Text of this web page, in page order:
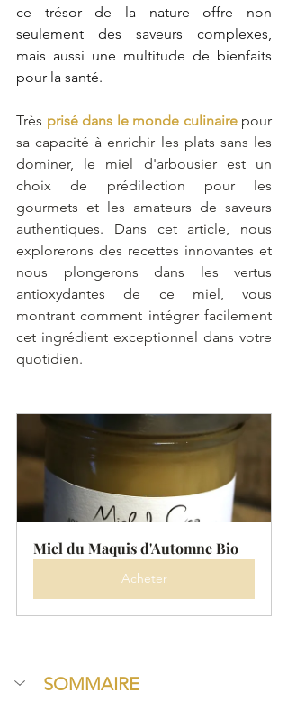
ce trésor de la nature offre non
seulement des saveurs complexes,
mais aussi une multitude de bienfaits
pour la santé.
Très prisé dans le monde culinaire pour
sa capacité à enrichir les plats sans les
dominer, le miel d'arbousier est un
choix de prédilection pour les
gourmets et les amateurs de saveurs
authentiques. Dans cet article, nous
explorerons des recettes innovantes et
nous plongerons dans les vertus
antioxydantes de ce miel, vous
montrant comment intégrer facilement
cet ingrédient exceptionnel dans votre
quotidien.
Miel du Maquis d'Automne Bio
Acheter
SOMMAIRE